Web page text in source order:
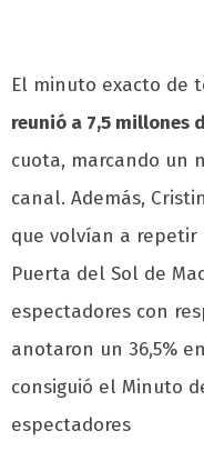
El minuto exacto de
reunió a 7,5 millones
cuota, marcando un
canal. Además,
que volvían a
Puerta del Sol de
espectadores con
anotaron un 36,5%
consiguió el Minuto
espectadores